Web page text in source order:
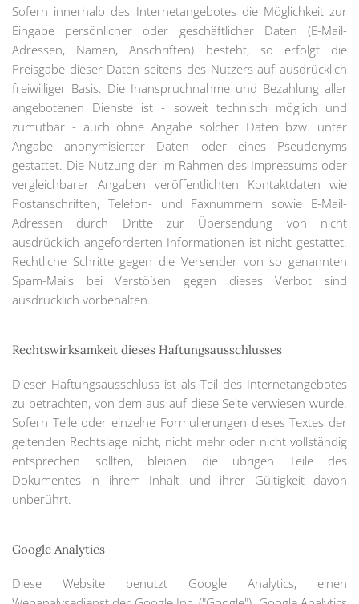
Sofern innerhalb des Internetangebotes die Möglichkeit zur
Eingabe persönlicher oder geschäftlicher Daten (E-Mail-
Adressen, Namen, Anschriften) besteht, so erfolgt die
Preisgabe dieser Daten seitens des Nutzers auf ausdrücklich
freiwilliger Basis. Die Inanspruchnahme und Bezahlung aller
angebotenen Dienste ist - soweit technisch möglich und
zumutbar - auch ohne Angabe solcher Daten bzw. unter
Angabe anonymisierter Daten oder eines Pseudonyms
gestattet. Die Nutzung der im Rahmen des Impressums oder
vergleichbarer Angaben veröffentlichten Kontaktdaten wie
Postanschriften, Telefon- und Faxnummern sowie E-Mail-
Adressen durch Dritte zur Übersendung von nicht
ausdrücklich angeforderten Informationen ist nicht gestattet.
Rechtliche Schritte gegen die Versender von so genannten
Spam-Mails bei Verstößen gegen dieses Verbot sind
ausdrücklich vorbehalten.
Rechtswirksamkeit dieses Haftungsausschlusses
Dieser Haftungsausschluss ist als Teil des Internetangebotes
zu betrachten, von dem aus auf diese Seite verwiesen wurde.
Sofern Teile oder einzelne Formulierungen dieses Textes der
geltenden Rechtslage nicht, nicht mehr oder nicht vollständig
entsprechen sollten, bleiben die übrigen Teile des
Dokumentes in ihrem Inhalt und ihrer Gültigkeit davon
unberührt.
Google Analytics
Diese Website benutzt Google Analytics, einen